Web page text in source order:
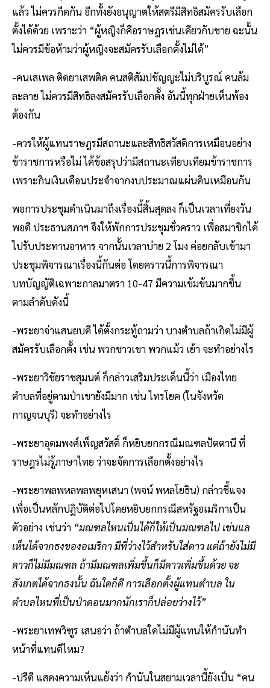
แล้ว ไม่ควรกีดกัน อีกทั้งยังอนุญาตให้สตรีมีสิทธิสมัครรับเลือก
ตั้งได้ด้วย เพราะว่า “ผู้หญิงก็คือราษฎรเช่นเดียวกับชาย ฉะนั้น
ไม่ควรมีข้อห้ามว่าผู้หญิงจะสมัครรับเลือกตั้งไม่ได้”
-คนเสเพล ติดยาเสพติด คนสติสัมปชัญญะไม่บริบูรณ์ คนล้ม
ละลาย ไม่ควรมีสิทธิลงสมัครรับเลือกตั้ง อันนี้ทุกฝ่ายเห็นพ้อง
ต้องกัน
-ควรให้ผู้แทนราษฎรมีสถานะและสิทธิสวัสดิการเหมือนอย่าง
ข้าราชการหรือไม่ ได้ข้อสรุปว่ามีสถานะเทียบเทียมข้าราชการ
เพราะกินเงินเดือนประจำจากงบประมาณแผ่นดินเหมือนกัน
พอการประชุมดำเนินมาถึงเรื่องนี้สิ้นสุดลง ก็เป็นเวลาเที่ยงวัน
พอดี ประธานสภาฯ จึงให้พักการประชุมชั่วคราว เพื่อสมาชิกได้
ไปรับประทานอาหาร จากนั้นเวลาบ่าย 2 โมง ค่อยกลับเข้ามา
ประชุมพิจารณาเรื่องนี้กันต่อ โดยคราวนี้การพิจารณา
บทบัญญัติเฉพาะกาลมาตรา 10-47 มีความเข้มข้นมากขึ้น
ตามลำดับดังนี้
-พระยาจ่าแสนยบดี ได้ตั้งกระทู้ถามว่า บางตำบลถ้าเกิดไม่มีผู้
สมัครรับเลือกตั้ง เช่น พวกชาวเขา พวกแม้ว เย้า จะทำอย่างไร
-พระยาวิชัยราชสุมนต์ ก็กล่าวเสริมประเด็นนี้ว่า เมืองไทย
ตำบลที่อยู่ตามป่าเขายังมีมาก เช่น ไทรโยค (ในจังหวัด
กาญจนบุรี) จะทำอย่างไร
-พระยาอุดมพงศ์เพ็ญสวัสดิ์ ก็หยิบยกกรณีมณฑลปัตตานี ที่
ราษฎรไม่รู้ภาษาไทย ว่าจะจัดการเลือกตั้งอย่างไร
-พระยาพลพหลพลพยุหเสนา (พจน์ พหลโยธิน) กล่าวชี้แจง
เพื่อเป็นหลักปฏิบัติต่อไปโดยหยิบยกกรณีสหรัฐอเมริกาเป็น
ตัวอย่าง เช่นว่า “มณฑลไหนเป็นได้ก็ให้เป็นมณฑลไป เช่นแล
เห็นได้จากธงของอเมริกา มีที่ว่างไว้สำหรับใส่ดาว แต่ถ้ายังไม่มี
ดาวก็ไม่มีมณฑล ถ้ามีมณฑลเพิ่มขึ้นก็มีดาวเพิ่มขึ้นด้วย จะ
สังเกตได้จากธงนั้น ฉันใดก็ดี การเลือกตั้งผู้แทนตำบล ใน
ตำบลไหนที่เป็นป่าดอนมากนักเราก็ปล่อยว่างไว้”
-พระยาเทพวิฑูร เสนอว่า ถ้าตำบลใดไม่มีผู้แทนให้กำนันทำ
หน้าที่แทนดีไหม?
-ปรีดี แสดงความเห็นแย้งว่า กำนันในสยามเวลานี้ยังเป็น “คน